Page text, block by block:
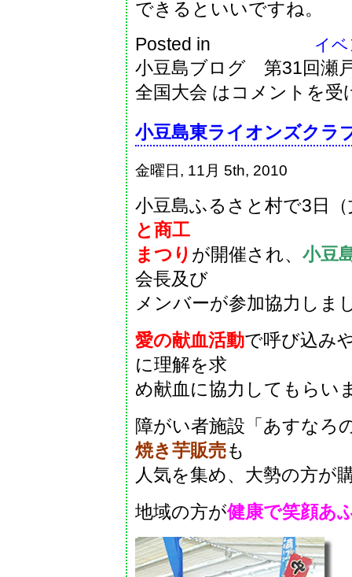
できるといいですね。
Posted in
イベン
小豆島ブログ 第31回瀬
全国大会 は コメントを受
小豆島東ライオンズクラ
金曜日, 11月 5th, 2010
小豆島ふるさと村で3日
と商工
まつり が開催され、 小豆
会長及び
メンバーが参加協力しま
愛の献血活動で呼び込み
に理解を求
め献血に協力してもらい
障がい者施設「あすなろ
焼き芋販売も
人気を集め、大勢の方が
地域の方が健康で笑顔あ